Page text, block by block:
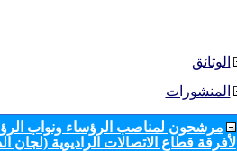
الوثائق
المنشورات
مرشحون لمناصب الرؤساء ونواب
لأفرقة قطاع الاتصالات الراديوية (لجان